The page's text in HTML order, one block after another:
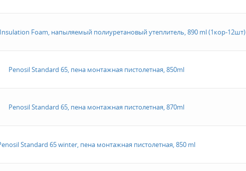
Foam, напыляемый полиуретановый утеплитель, 890 ml (1кор-12шт)
Penosil Standard 65, пена монтажная пистолетная, 850ml
Penosil Standard 65, пена монтажная пистолетная, 870ml
Stаndard 65 winter, пена монтажная пистолетная, 850 ml